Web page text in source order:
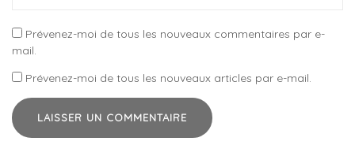
Prévenez-moi de tous les nouveaux commentaires par e-
mail.
Prévenez-moi de tous les nouveaux articles par e-mail.